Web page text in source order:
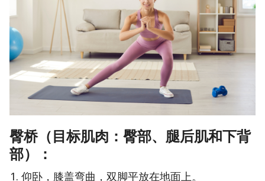
臀桥（目标肌肉：臀部、腿后肌和下背
部）：
仰卧，膝盖弯曲，双脚平放在地面上。